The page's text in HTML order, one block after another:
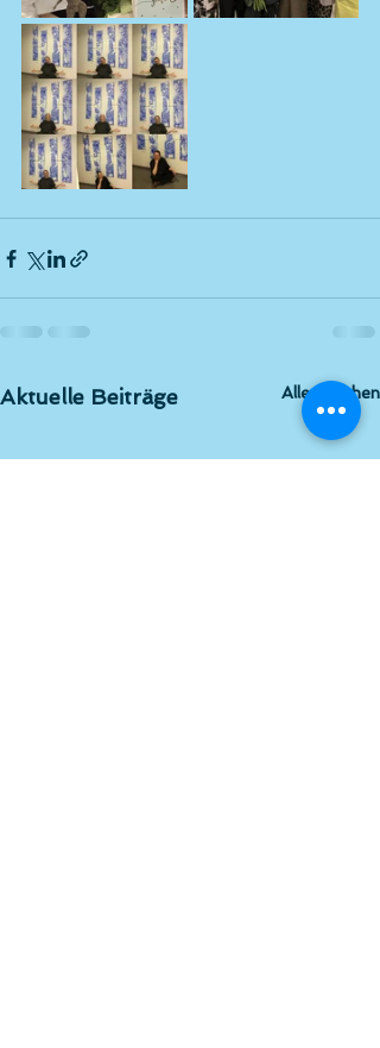
Aktuelle Beiträge Alle ansehen